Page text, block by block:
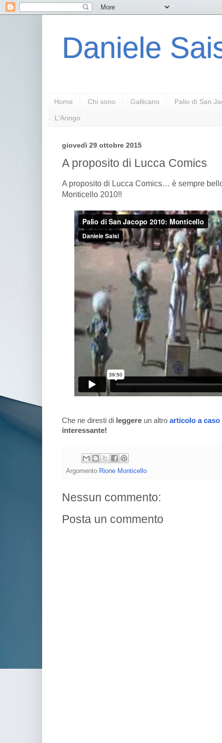
Daniele
Home Chi sono Gallicano Palio di San
L'Aringo
giovedì 29 ottobre 2015
A proposito di Lucca Comics
A proposito di Lucca Comics… è sempre
Monticello 2010!!
Che ne diresti di leggere un altro articolo a caso
interessante!
Argomento Rione Monticello
Nessun commento:
Posta un commento